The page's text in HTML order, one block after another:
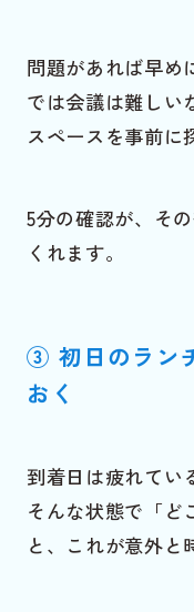
問題があれば早め
では会議は難しい
スペースを事前に
5分の確認が、そ
くれます。
③ 初日のラン
おく
到着日は疲れてい
そんな状態で「ど
と、これが意外と